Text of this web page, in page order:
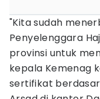
"Kita sudah
Penyelenggara
provinsi untuk
kepala Kemenag
sertifikat